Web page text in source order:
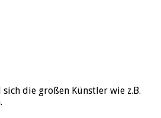
die großen Künstler wie z.B.